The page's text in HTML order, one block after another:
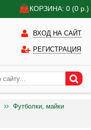
КОРЗИНА: 0 (0 р.)
ВХОД НА САЙТ
РЕГИСТРАЦИЯ
Футболки, майки